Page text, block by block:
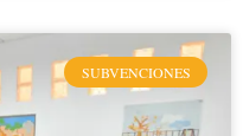
SUBVENCIONES